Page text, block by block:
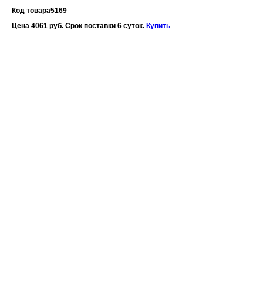
Код товара5169
Цена 4061 руб. Срок поставки 6 суток. Купить